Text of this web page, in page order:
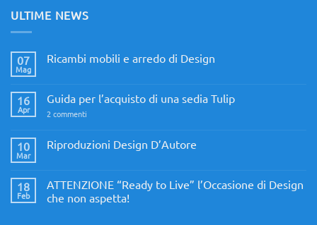
ULTIME NEWS
07
Mag
Ricambi mobili e arredo di Design
Ricambi
e
Design
16
Apr
Guida per l’acquisto di una sedia Tulip
2 commenti
l’acquisto
di
10
Mar
Riproduzioni Design D’Autore
Riproduzioni
Design
D’Autore
18
Feb
ATTENZIONE “Ready to Live” l’Occasione di Design
che non aspetta!